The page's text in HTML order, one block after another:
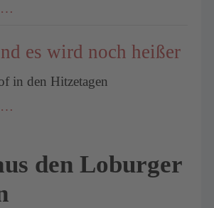
…
es wird noch heißer
in den Hitzetagen
…
den Loburger